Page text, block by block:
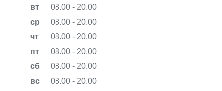
вт
08.00 - 20.00
ср
08.00 - 20.00
чт
08.00 - 20.00
пт
08.00 - 20.00
сб
08.00 - 20.00
вс
08.00 - 20.00